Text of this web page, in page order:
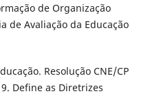
de Organização
de Avaliação da Educação
Resolução CNE/CP
Define as Diretrizes